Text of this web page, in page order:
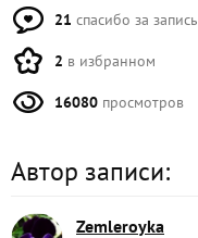
21 спасибо за запись
2 в избранном
16080 просмотров
Автор записи:
Zemleroyka